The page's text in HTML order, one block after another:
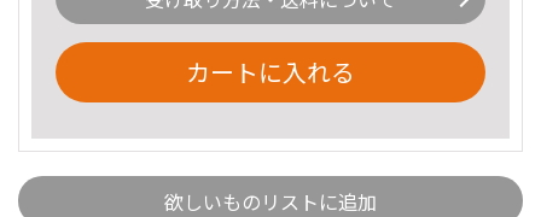
カートに入れる
欲しいものリストに追加